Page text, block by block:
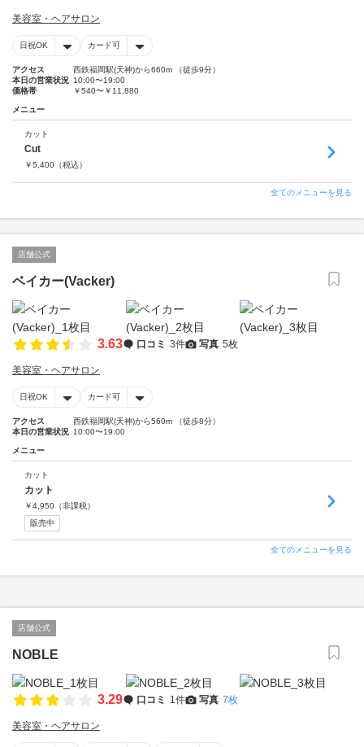
美容室・ヘアサロン
日祝OK カード可
アクセス
西鉄福岡駅(天神)から660m （徒歩9分）
本日の営業状況 10:00〜19:00
価格帯
￥540〜￥11,880
メニュー
カット
Cut
￥5,400 （税込）
全てのメニューを見る
店舗公式
ベイカー(Vacker)
3.63 口コミ 3件 写真 5枚
美容室・ヘアサロン
日祝OK カード可
アクセス
西鉄福岡駅(天神)から560m （徒歩8分）
本日の営業状況 10:00〜19:00
メニュー
カット
カット
￥4,950 （非課税）
販売中
全てのメニューを見る
店舗公式
NOBLE
3.29 口コミ 1件 写真 7枚
美容室・ヘアサロン